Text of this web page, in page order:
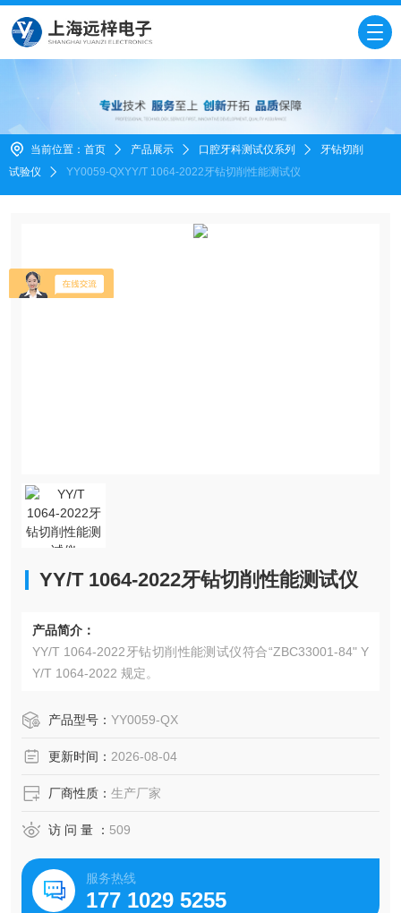
当前位置： 首页 产品展示 口腔牙科测试仪系列
牙钻切削
试验仪
YY0059-QXYY/T 1064-2022牙钻切削性能测试仪
YY/T 1064-2022牙钻切削性能测试仪
产品简介：
YY/T 1064-2022牙钻切削性能测试仪符合“ZBC33001-84" Y
Y/T 1064-2022 规定。
产品型号： YY0059-QX
更新时间： 2026-08-04
厂商性质： 生产厂家
访 问 量 ： 509
服务热线
177 1029 5255